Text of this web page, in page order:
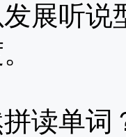
展听说
读单词